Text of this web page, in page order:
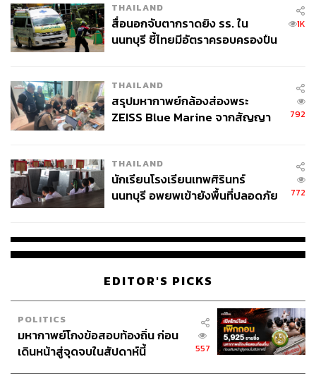
THAILAND
สื่อนอกจับตากราดยิง รร. ใน
นนทบุรี ชี้ไทยมีอัตราครอบครองปืน
1K
THAILAND
สรุปมหากาพย์กล้องส่องพระ
ZEISS Blue Marine จากสัญญา
จ่ายหนี้-แอบระบุแบรนด์
792
THAILAND
นักเรียนโรงเรียนเทพศิรินทร์
นนทบุรี อพยพเข้ายังพื้นที่ปลอดภัย
772
EDITOR'S PICKS
POLITICS
มหากาพย์โกงข้อสอบท้องถิ่น ก่อน
เดินหน้าสู่จุดจบในสัปดาห์นี้
557